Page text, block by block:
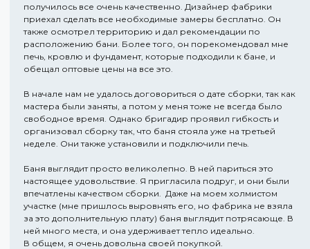
получилось все очень качественно. Дизайнер фабрики
приехал сделать все необходимые замеры бесплатно. Он
также осмотрел территорию и дал рекомендации по
расположению бани. Более того, он порекомендовал мне
печь, кровлю и фундамент, которые подходили к бане, и
обещал оптовые цены на все это.
В начале нам не удалось договориться о дате сборки, так как
мастера были заняты, а потом у меня тоже не всегда было
свободное время. Однако бригадир проявил гибкость и
организовал сборку так, что баня стояла уже на третьей
неделе. Они также установили и подключили печь.
Баня выглядит просто великолепно. В ней париться это
настоящее удовольствие. Я пригласила подруг, и они были
впечатлены качеством сборки. Даже на моем холмистом
участке (мне пришлось выровнять его, но фабрика не взяла
за это дополнительную плату) баня выглядит потрясающе. В
ней много места, и она удерживает тепло идеально.
В общем, я очень довольна своей покупкой.